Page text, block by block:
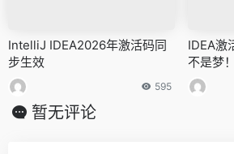
IntelliJ IDEA2026年激活码同
步生效
595
IDEA激
不是梦！
暂无评论